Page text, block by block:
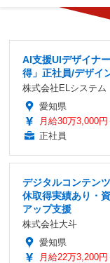
AI支援UIデザイナ
得」正社員/デザイ
株式会社ELシステム
愛知県
月給30万3,000
正社員
デジタルコンテン
休取得実績あり・
アップ支援
株式会社大斗
愛知県
月給22万3,200